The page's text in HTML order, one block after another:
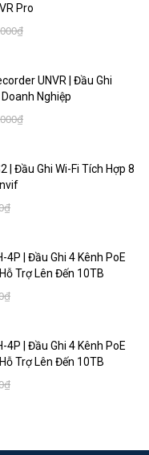
Pro
UNVR | Đầu Ghi
Nghiệp
| Đầu Ghi Wi-Fi Tích Hợp 8
4P | Đầu Ghi 4 Kênh PoE
Trợ Lên Đến 10TB
4P | Đầu Ghi 4 Kênh PoE
Trợ Lên Đến 10TB